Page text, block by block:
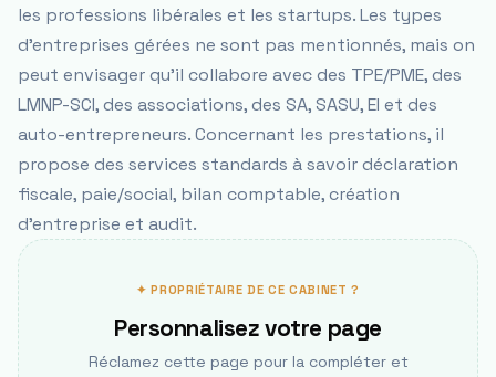
les professions libérales et les startups. Les types
d'entreprises gérées ne sont pas mentionnés, mais on
peut envisager qu'il collabore avec des TPE/PME, des
LMNP-SCI, des associations, des SA, SASU, EI et des
auto-entrepreneurs. Concernant les prestations, il
propose des services standards à savoir déclaration
fiscale, paie/social, bilan comptable, création
d'entreprise et audit.
✦ PROPRIÉTAIRE DE CE CABINET ?
Personnalisez votre page
Réclamez cette page pour la compléter et